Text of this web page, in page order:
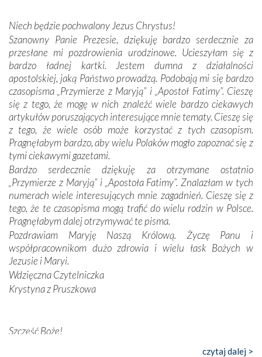
mieliśmy okazję przekonać się, że Maryja swoją opieką
otacza nie tylko nasz naród, lecz wszystkie nacje, które
się Jej ufnie oddają, a także każdą osobę, która zawierza
Jej siebie oraz swych bliskich.
Dzieje Portugalii to również historia wierności Bogu i
odstępstw, także w życiu władców. Trudne momenty w
wymiarze tak osobistym, jak i zbiorowym, przypominają o
konieczności ciągłego zabiegania o własną duszę i o łaskę
Opatrzności. Wierność przynosi pomyślność –
przynajmniej w życiu duchowym. Odstępstwo owocuje
nieszczęściem i śmiercią. Te uniwersalne prawdy
przychodziły na myśl, gdy słuchaliśmy opowieści
przewodników o portugalskich monarchach i wodzach,
zwycięskich bitwach i nieszczęśliwych losach grzesznych
kochanków.
Byli tym razem pośród Apostołów Fatimy reprezentanci
każdego spośród żyjących pokoleń. Najmłodszy uczestnik
liczył sobie 13 lat, zaś senior, pan Zdzisław – już 94.
Całe życie marzyłem, by tu przyjechać
rozmowie.
bez obecności duszpasterza – księdza Krzysztofa.
Niech będzie pochwalony Jezus Chrystus!
Szanowny Panie Prezesie, dziękuję bardzo serdecznie za
przesłane mi pozdrowienia urodzinowe. Ucieszyłam się z
bardzo ładnej kartki. Jestem dumna z działalności
apostolskiej, jaką Państwo prowadzą. Podobają mi się bardzo
czasopisma „Przymierze z Maryją” i „Apostoł Fatimy”. Cieszę
się z tego, że mogę w nich znaleźć wiele bardzo ciekawych
artykułów poruszających interesujące mnie tematy. Cieszę się
z tego, że wiele osób może korzystać z tych czasopism.
Pragnęłabym bardzo, aby wielu Polaków mogło zapoznać się z
tymi ciekawymi gazetami.
Bardzo serdecznie dziękuję za otrzymane ostatnio
„Przymierze z Maryją” i „Apostoła Fatimy”. Znalazłam w tych
numerach wiele interesujących mnie zagadnień. Cieszę się z
tego, że te czasopisma mogą trafić do wielu rodzin w Polsce.
Pragnęłabym dalej otrzymywać te pisma.
Pozdrawiam Maryję Naszą Królową. Życzę Panu i
współpracownikom dużo zdrowia i wielu łask Bożych w
Jezusie i Maryi.
Wdzięczna Czytelniczka
Krystyna z Pruszkowa
Szczęść Boże!
czytaj dalej >